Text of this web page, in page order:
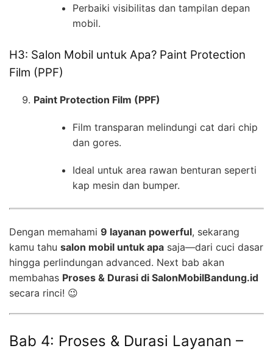
Perbaiki visibilitas dan tampilan depan
mobil.
H3: Salon Mobil untuk Apa? Paint Protection
Film (PPF)
Paint Protection Film (PPF)
Film transparan melindungi cat dari chip
dan gores.
Ideal untuk area rawan benturan seperti
kap mesin dan bumper.
Dengan memahami 9 layanan powerful, sekarang
kamu tahu salon mobil untuk apa saja—dari cuci dasar
hingga perlindungan advanced. Next bab akan
membahas Proses & Durasi di SalonMobilBandung.id
secara rinci! 😉
Bab 4: Proses & Durasi Layanan –